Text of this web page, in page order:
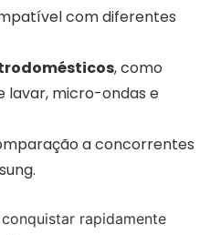
com diferentes
, como
lavar, micro-ondas e
a concorrentes
rapidamente